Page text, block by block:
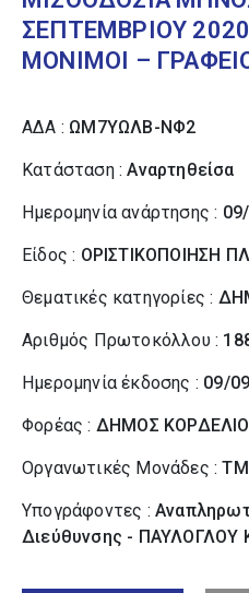
ΣΕΠΤΕΜΒΡΙΟΥ
ΜΟΝΙΜΟΙ –
ΑΔΑ : ΩΜ7ΥΩΛΒ-ΝΦ2
Κατάσταση :Αναρτηθείσα
Ημερομηνία ανάρτησης :
Είδος : ΟΡΙΣΤΙΚΟΠΟΙΗΣΗ
Θεματικές κατηγορίες :
Αριθμός Πρωτοκόλλου :
Ημερομηνία έκδοσης : 09/
Φορέας : ΔΗΜΟΣ
Οργανωτικές Μονάδες :
Υπογράφοντες :
Διεύθυνσης - ΠΑΥΛΟΓΛΟΥ